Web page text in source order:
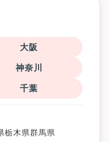
大阪
神奈川
千葉
栃木県群馬県